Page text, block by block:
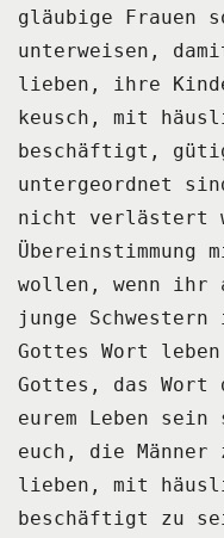
gläubige Frauen
unterweisen,
lieben, ihre
keusch, mit
beschäftigt,
untergeordnet
nicht verlästert
Übereinstimmung
wollen, wenn ihr
junge Schwestern
Gottes Wort
Gottes,
das
eurem Leben
euch, die Männer
lieben, mit
beschäftigt zu